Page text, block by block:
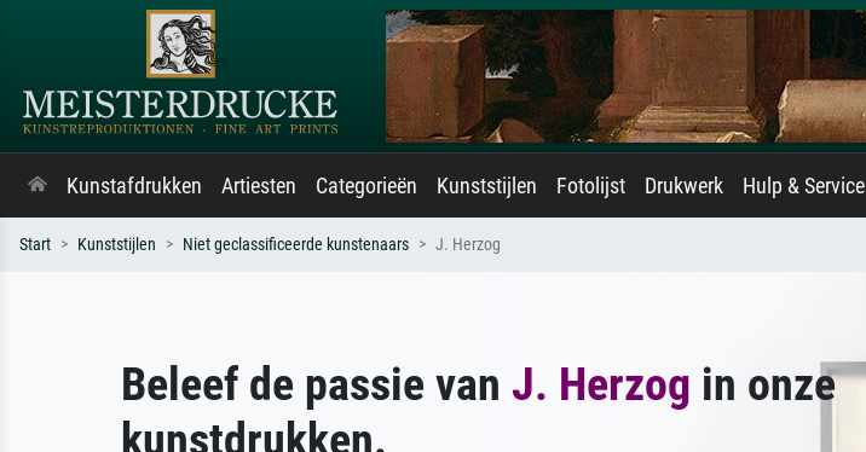
Kunstafdrukken Artiesten Categorieën Kunststijlen Fotolijst Drukwerk Hulp & Service
Start Kunststijlen Niet geclassificeerde kunstenaars J. Herzog
Beleef de passie van J. Herzog in onze
kunstdrukken.